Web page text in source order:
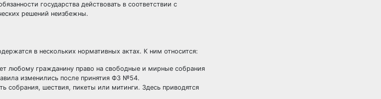
государства действовать в соответствии с
решений неизбежны.
в нескольких нормативных актах. К ним относится:
любому гражданину право на свободные и мирные собрания
изменились после принятия ФЗ №54.
собрания, шествия, пикеты или митинги. Здесь приводятся